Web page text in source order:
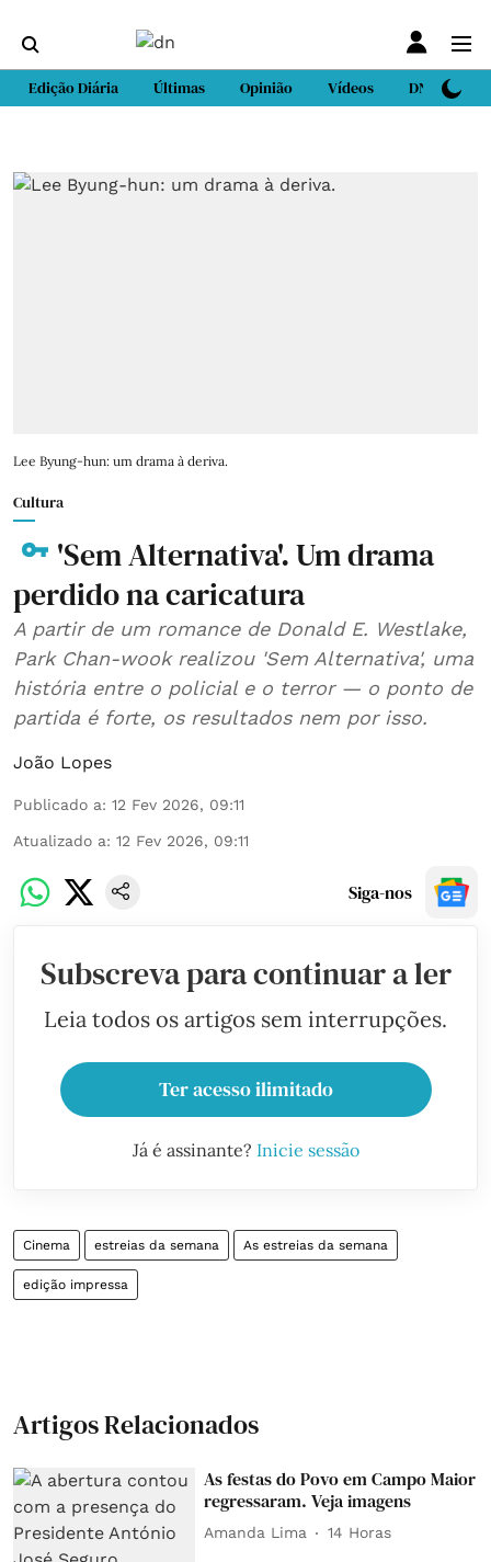
Edição Diária Últimas Opinião Vídeos DN Sport
Lee Byung-hun: um drama à deriva.
Cultura
'Sem Alternativa'. Um drama
perdido na caricatura
A partir de um romance de Donald E. Westlake,
Park Chan-wook realizou 'Sem Alternativa', uma
história entre o policial e o terror — o ponto de
partida é forte, os resultados nem por isso.
João Lopes
Publicado a: 12 Fev 2026, 09:11
Atualizado a: 12 Fev 2026, 09:11
Siga-nos
Subscreva para continuar a ler
Leia todos os artigos sem interrupções.
Ter acesso ilimitado
Já é assinante? Inicie sessão
Cinema estreias da semana As estreias da semana
edição impressa
Artigos Relacionados
As festas do Povo em Campo Maior
regressaram. Veja imagens
Amanda Lima 14 Horas